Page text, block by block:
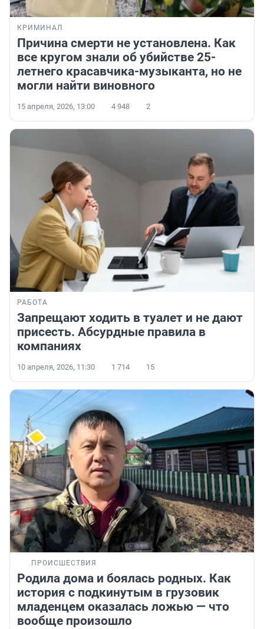
КРИМИНАЛ
Причина смерти не установлена. Как
все кругом знали об убийстве 25-
летнего красавчика-музыканта, но не
могли найти виновного
15 апреля, 2026, 13:00 4 948 2
РАБОТА
Запрещают ходить в туалет и не дают
присесть. Абсурдные правила в
компаниях
10 апреля, 2026, 11:30 1 714 15
ПРОИСШЕСТВИЯ
Родила дома и боялась родных. Как
история с подкинутым в грузовик
младенцем оказалась ложью — что
вообще произошло